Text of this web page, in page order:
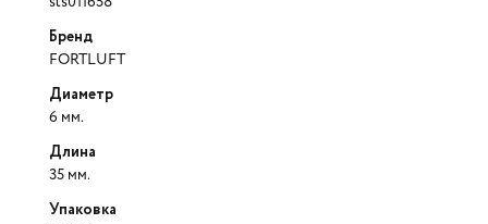
Бренд
FORTLUFT
Диаметр
6 мм.
Длина
35 мм.
Упаковка